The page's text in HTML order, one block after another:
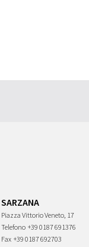
SARZANA
Piazza Vittorio Veneto, 17
Telefono +39 0187 691376
Fax +39 0187 692703